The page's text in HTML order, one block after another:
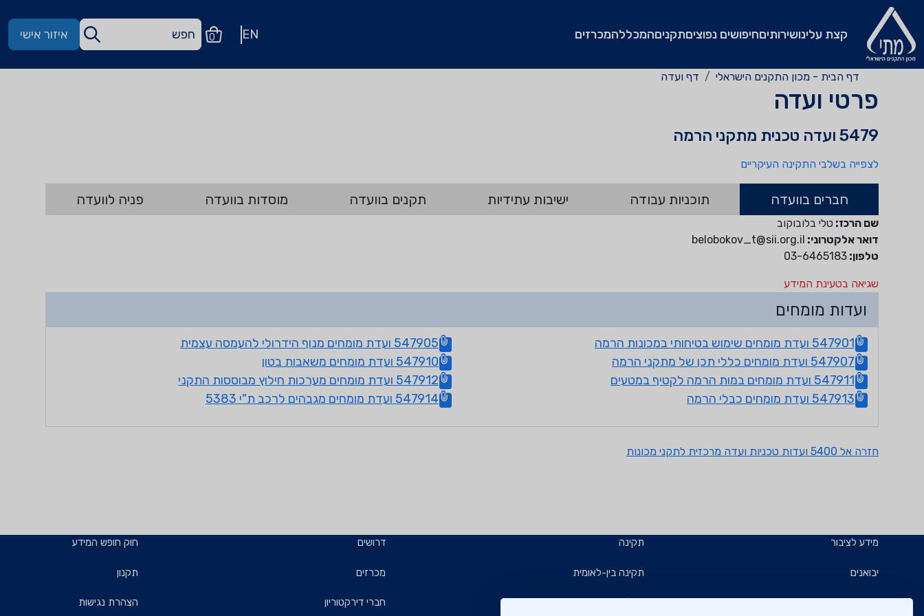
קצת עלינושירותיםחיפושים נפוציםתקניםהמכללהמכרזים EN
0 איזור אישי
דף הבית - מכון התקנים הישראלי דף ועדה
פרטי ועדה
5479 ועדה טכנית מתקני הרמה
לצפייה בשלבי התקינה העיקריים
חברים בוועדה תוכניות עבודה ישיבות עתידיות תקנים בוועדה מוסדות בוועדה פניה לוועדה
שם הרכז: טלי בלובוקוב
דואר אלקטרוני: belobokov_t@sii.org.il
טלפון: 03-6465183
שגיאה בטעינת המידע
ועדות מומחים
547901 ועדת מומחים שימוש בטיחותי במכונות הרמה
547905 ועדת מומחים מנוף הידרולי להעמסה עצמית
547907 ועדת מומחים כללי תכן של מתקני הרמה
547910 ועדת מומחים משאבות בטון
547911 ועדת מומחים במות הרמה לקטיף במטעים
547912 ועדת מומחים מערכות חילוץ מבוססות התקני
547913 ועדת מומחים כבלי הרמה
547914 ועדת מומחים מגבהים לרכב ת"י 5383
חזרה אל 5400 ועדות טכניות ועדה מרכזית לתקני מכונות
מידע לציבור
יבואנים
תו תקן
תקינה
תקינה בין-לאומית
קבלנים ויזמים
דרושים
מכרזים
חברי דירקטוריון
חוק חופש המידע
תקנון
הצהרת נגישות